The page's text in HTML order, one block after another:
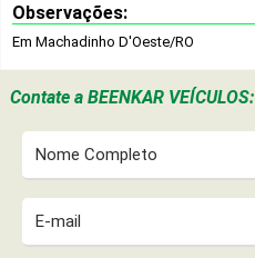
Observações:
Em Machadinho D'Oeste/RO
Contate a BEENKAR VEÍCULOS: